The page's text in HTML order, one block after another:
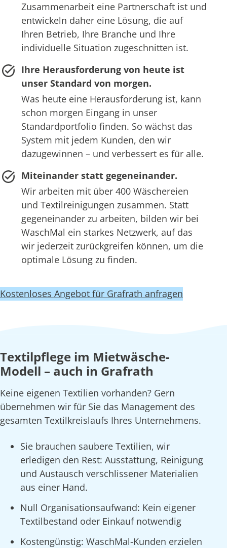
Zusammenarbeit eine Partnerschaft ist und
entwickeln daher eine Lösung, die auf
Ihren Betrieb, Ihre Branche und Ihre
individuelle Situation zugeschnitten ist.
Ihre Herausforderung von heute ist
unser Standard von morgen.
Was heute eine Herausforderung ist, kann
schon morgen Eingang in unser
Standardportfolio finden. So wächst das
System mit jedem Kunden, den wir
dazugewinnen – und verbessert es für alle.
Miteinander statt gegeneinander.
Wir arbeiten mit über 400 Wäschereien
und Textilreinigungen zusammen. Statt
gegeneinander zu arbeiten, bilden wir bei
WaschMal ein starkes Netzwerk, auf das
wir jederzeit zurückgreifen können, um die
optimale Lösung zu finden.
Kostenloses Angebot für Grafrath anfragen
Textilpflege im Mietwäsche-
Modell – auch in Grafrath
Keine eigenen Textilien vorhanden? Gern
übernehmen wir für Sie das Management des
gesamten Textilkreislaufs Ihres Unternehmens.
Sie brauchen saubere Textilien, wir
erledigen den Rest: Ausstattung, Reinigung
und Austausch verschlissener Materialien
aus einer Hand.
Null Organisationsaufwand: Kein eigener
Textilbestand oder Einkauf notwendig
Kostengünstig: WaschMal-Kunden erzielen